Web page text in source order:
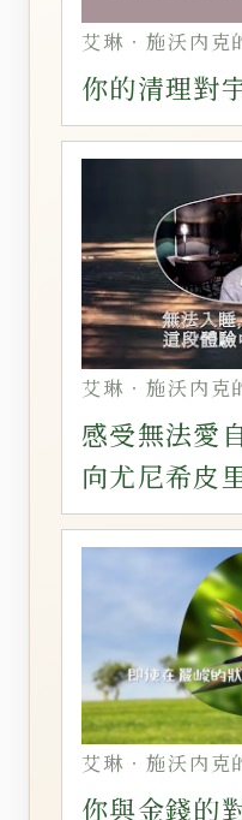
艾琳‧施沃内克
你的清理對
艾琳‧施沃内克
感受無法愛
向尤尼希皮
艾琳‧施沃内克
你與金錢的